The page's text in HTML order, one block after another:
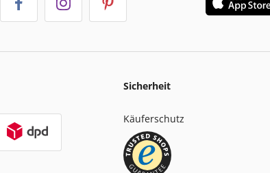
Sicherheit
Käuferschutz